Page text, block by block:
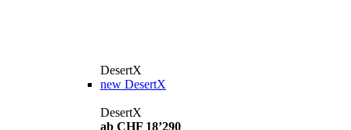
DesertX
new DesertX
DesertX
ab CHF 18’290